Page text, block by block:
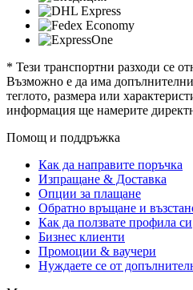
* Тези транспортни разходи се
Възможно е да има
теглото, размера или
информация ще намерите
Помощ и поддръжка
Как да направите поръчка
Изпращане & Доставка
Опции за плащане
Обратно връщане и
Как да ползвате профила си
Бизнес клиенти
Промоции & ваучери
Нуждаете се от